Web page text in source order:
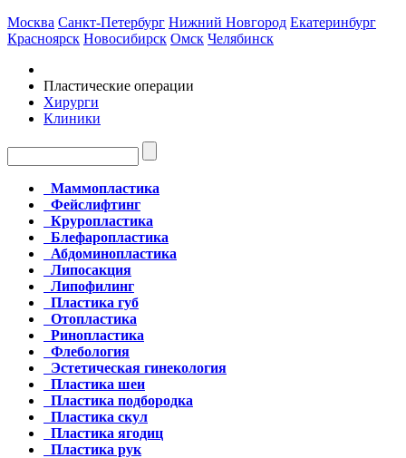
Москва Санкт-Петербург Нижний Новгород Екатеринбург
Красноярск Новосибирск Омск Челябинск
Пластические операции
Хирурги
Клиники
Маммопластика
Фейслифтинг
Круропластика
Блефаропластика
Абдоминопластика
Липосакция
Липофилинг
Пластика губ
Отопластика
Ринопластика
Флебология
Эстетическая гинекология
Пластика шеи
Пластика подбородка
Пластика скул
Пластика ягодиц
Пластика рук